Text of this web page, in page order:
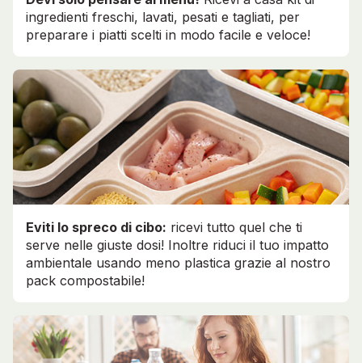
ingredienti freschi, lavati, pesati e tagliati, per
preparare i piatti scelti in modo facile e veloce!
Eviti lo spreco di cibo: ricevi tutto quel che ti
serve nelle giuste dosi! Inoltre riduci il tuo impatto
ambientale usando meno plastica grazie al nostro
pack compostabile!